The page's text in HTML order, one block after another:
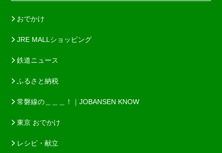
おでかけ
JRE MALLショッピング
鉄道ニュース
ふるさと納税
常磐線の＿＿＿！｜JOBANSEN KNOW
東京 おでかけ
レシピ・献立